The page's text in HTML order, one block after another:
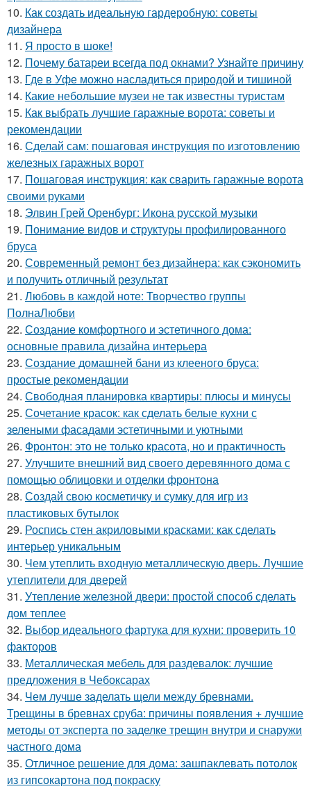
10. Как создать идеальную гардеробную: советы
дизайнера
11. Я просто в шоке!
12. Почему батареи всегда под окнами? Узнайте причину
13. Где в Уфе можно насладиться природой и тишиной
14. Какие небольшие музеи не так известны туристам
15. Как выбрать лучшие гаражные ворота: советы и
рекомендации
16. Сделай сам: пошаговая инструкция по изготовлению
железных гаражных ворот
17. Пошаговая инструкция: как сварить гаражные ворота
своими руками
18. Элвин Грей Оренбург: Икона русской музыки
19. Понимание видов и структуры профилированного
бруса
20. Современный ремонт без дизайнера: как сэкономить
и получить отличный результат
21. Любовь в каждой ноте: Творчество группы
ПолнаЛюбви
22. Создание комфортного и эстетичного дома:
основные правила дизайна интерьера
23. Создание домашней бани из клееного бруса:
простые рекомендации
24. Свободная планировка квартиры: плюсы и минусы
25. Сочетание красок: как сделать белые кухни с
зелеными фасадами эстетичными и уютными
26. Фронтон: это не только красота, но и практичность
27. Улучшите внешний вид своего деревянного дома с
помощью облицовки и отделки фронтона
28. Создай свою косметичку и сумку для игр из
пластиковых бутылок
29. Роспись стен акриловыми красками: как сделать
интерьер уникальным
30. Чем утеплить входную металлическую дверь. Лучшие
утеплители для дверей
31. Утепление железной двери: простой способ сделать
дом теплее
32. Выбор идеального фартука для кухни: проверить 10
факторов
33. Металлическая мебель для раздевалок: лучшие
предложения в Чебоксарах
34. Чем лучше заделать щели между бревнами.
Трещины в бревнах сруба: причины появления + лучшие
методы от эксперта по заделке трещин внутри и снаружи
частного дома
35. Отличное решение для дома: зашпаклевать потолок
из гипсокартона под покраску